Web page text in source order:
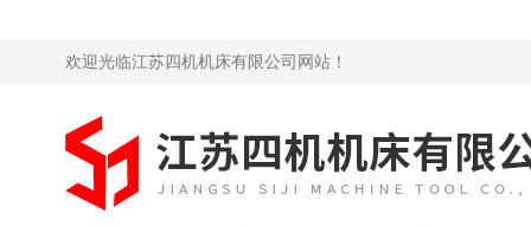
欢迎光临江苏四机机床有限公司网站！